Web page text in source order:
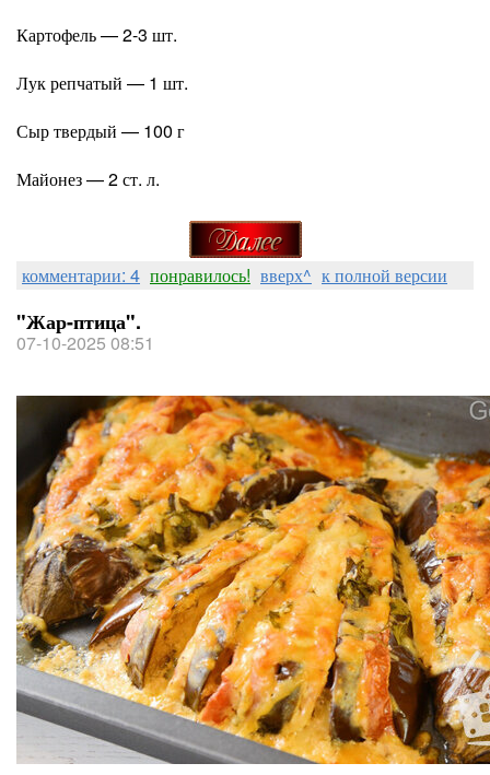
Картофель — 2-3 шт.
Лук репчатый — 1 шт.
Сыр твердый — 100 г
Майонез — 2 ст. л.
комментарии: 4 понравилось! вверх^ к полной версии
"Жар-птица".
07-10-2025 08:51